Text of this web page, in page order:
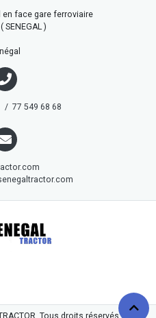
en face gare ferroviaire
SENEGAL )
/ 77 549 68 68
. Tous droits réservés.